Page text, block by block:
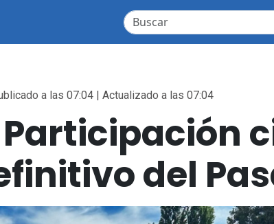
a las 07:04 | Actualizado a las 07:04
del